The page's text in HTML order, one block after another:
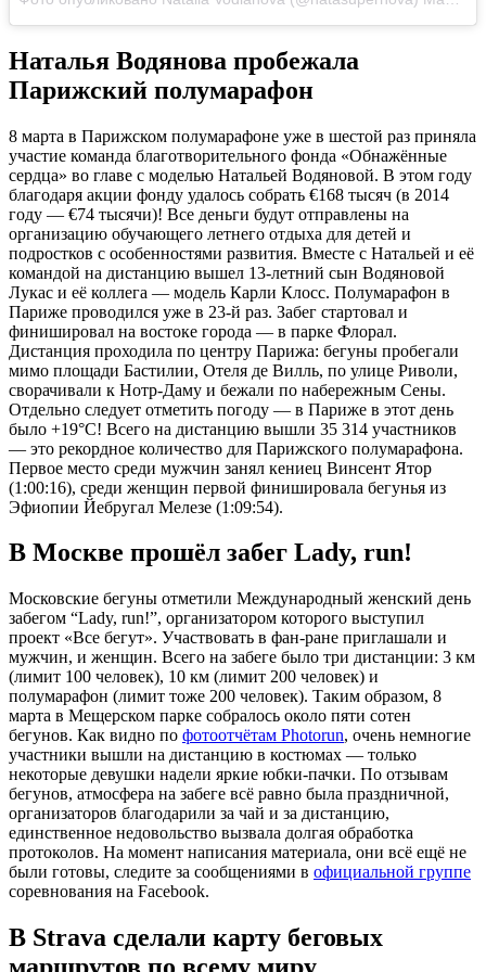
Наталья Водянова пробежала
Парижский полумарафон
8 марта в Парижском полумарафоне уже в шестой раз приняла
участие команда благотворительного фонда «Обнажённые
сердца» во главе с моделью Натальей Водяновой. В этом году
благодаря акции фонду удалось собрать €168 тысяч (в 2014
году — €74 тысячи)! Все деньги будут отправлены на
организацию обучающего летнего отдыха для детей и
подростков с особенностями развития. Вместе с Натальей и её
командой на дистанцию вышел 13-летний сын Водяновой
Лукас и её коллега — модель Карли Клосс. Полумарафон в
Париже проводился уже в 23-й раз. Забег стартовал и
финишировал на востоке города — в парке Флорал.
Дистанция проходила по центру Парижа: бегуны пробегали
мимо площади Бастилии, Отеля де Вилль, по улице Риволи,
сворачивали к Нотр-Даму и бежали по набережным Сены.
Отдельно следует отметить погоду — в Париже в этот день
было +19°C! Всего на дистанцию вышли 35 314 участников
— это рекордное количество для Парижского полумарафона.
Первое место среди мужчин занял кениец Винсент Ятор
(1:00:16), среди женщин первой финишировала бегунья из
Эфиопии Йебругал Мелезе (1:09:54).
В Москве прошёл забег Lady, run!
Московские бегуны отметили Международный женский день
забегом “Lady, run!”, организатором которого выступил
проект «Все бегут». Участвовать в фан-ране приглашали и
мужчин, и женщин. Всего на забеге было три дистанции: 3 км
(лимит 100 человек), 10 км (лимит 200 человек) и
полумарафон (лимит тоже 200 человек). Таким образом, 8
марта в Мещерском парке собралось около пяти сотен
бегунов. Как видно по фотоотчётам Photorun, очень немногие
участники вышли на дистанцию в костюмах — только
некоторые девушки надели яркие юбки-пачки. По отзывам
бегунов, атмосфера на забеге всё равно была праздничной,
организаторов благодарили за чай и за дистанцию,
единственное недовольство вызвала долгая обработка
протоколов. На момент написания материала, они всё ещё не
были готовы, следите за сообщениями в официальной группе
соревнования на Facebook.
В Strava сделали карту беговых